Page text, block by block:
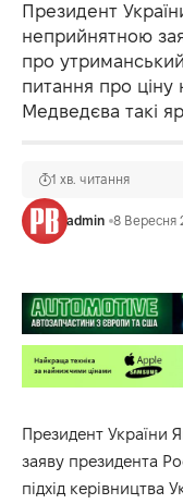
Президент
неприйнятною
про утриманський
питання про ціну
Медведєва такі
admin 8 Вересня
1 хв. читання
Президент України
заяву президента
підхід керівництва